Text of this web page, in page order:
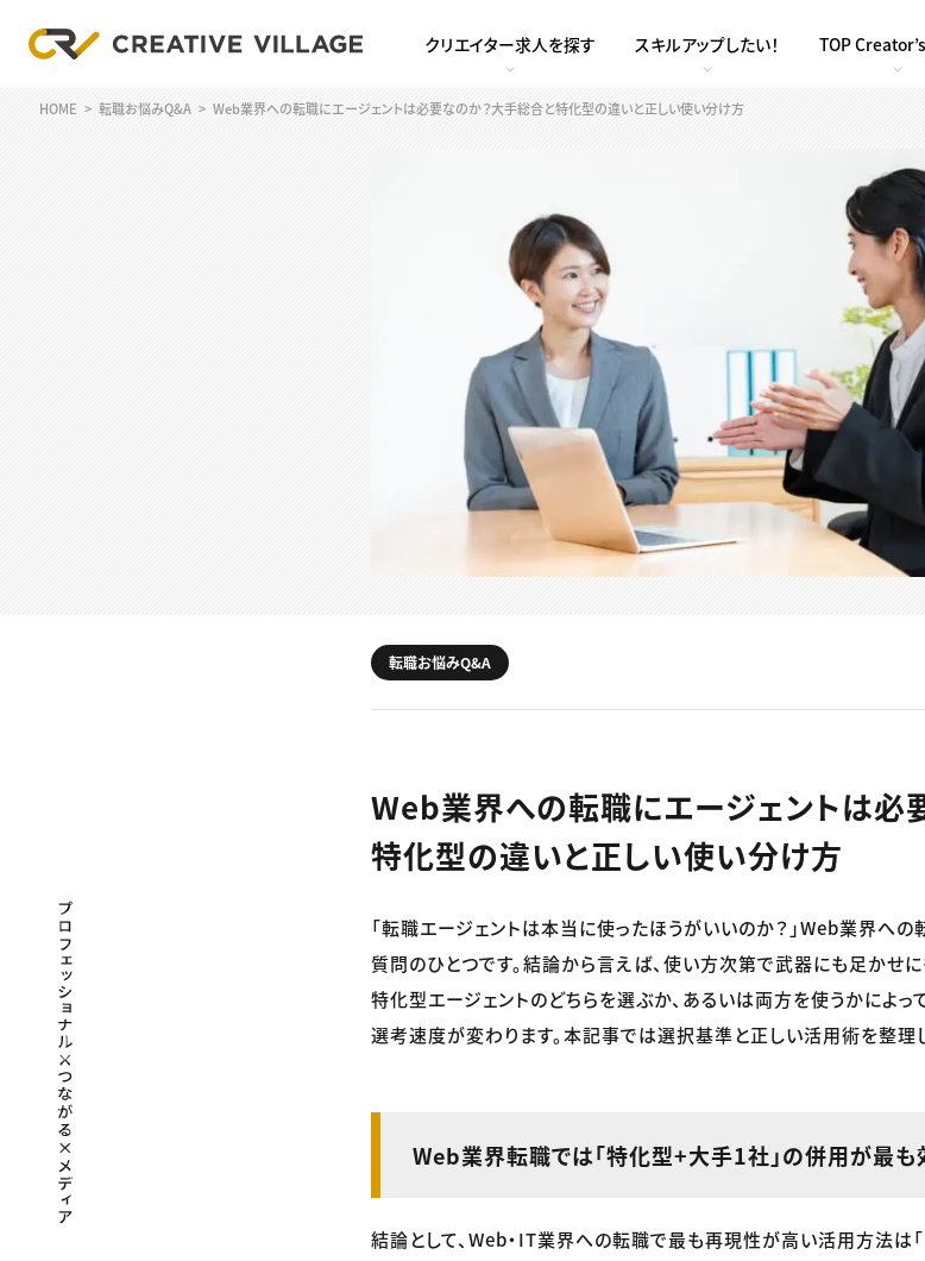
クリエイター求人を探す スキルアップしたい！ TOP
HOME 転職お悩みQ&A Web業界への転職にエージェントは必要なのか？大手総合と特化型の違いと正しい使い分け方
転職お悩みQ&A
Web業界への転職にエージェントは必
特化型の違いと正しい使い分け方
「転職エージェントは本当に使ったほうがいいのか？」Web業界へ
質問のひとつです。結論から言えば、使い方次第で武器にも足かせ
特化型エージェントのどちらを選ぶか、あるいは両方を使うかによっ
選考速度が変わります。本記事では選択基準と正しい活用術を整理し
Web業界転職では「特化型+大手1社」の併用が最も
結論として、Web・IT業界への転職で最も再現性が高い活用方法は